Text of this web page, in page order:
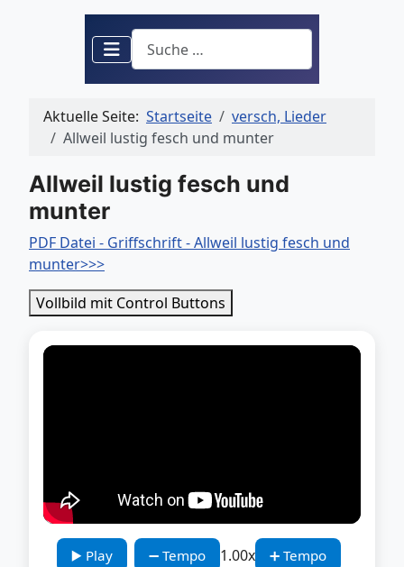
Suchen
Aktuelle Seite: Startseite
versch, Lieder
Allweil lustig fesch und munter
Allweil lustig fesch und
munter
PDF Datei - Griffschrift - Allweil lustig fesch und
munter>>>
Vollbild mit Control Buttons
▶️ Play ➖ Tempo 1.00x
➕ Tempo